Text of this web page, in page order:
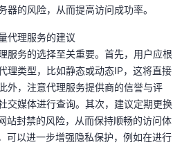
器的风险，从而提高访问成功率。
代理服务的建议
服务的选择至关重要。首先，用户应根
理类型，比如静态或动态IP，这将直接
外，注意代理服务提供商的信誉与评
交媒体进行查询。其次，建议定期更换
站封禁的风险，从而保持顺畅的访问体
可以进一步增强隐私保护，例如在进行